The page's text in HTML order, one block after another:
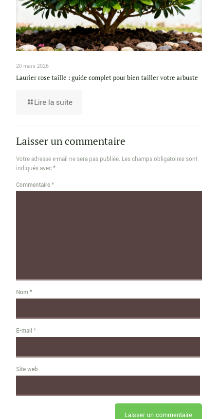
20 mars 2026
Laurier rose taille : guide complet pour bien tailler votre arbuste
Lire la suite
Laisser un commentaire
Votre adresse e-mail ne sera pas publiée. Les champs obligatoires sont
indiqués avec*
Commentaire*
Nom*
E-mail *
Site web